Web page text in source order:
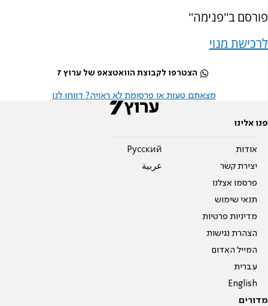
פורסם ב''פנימה''
לרכישת מנוי
הצטרפו לקבוצת הוואטצאפ של ערוץ 7
מצאתם טעות או פרסומת לא ראויה? דווחו לנו
פנו אלינו
אודות
יצירת קשר
פרסמו אצלנו
תנאי שימוש
מדיניות פרטיות
הצהרת נגישות
המייל האדום
עברית
English
Pусский
عربية
מדורים